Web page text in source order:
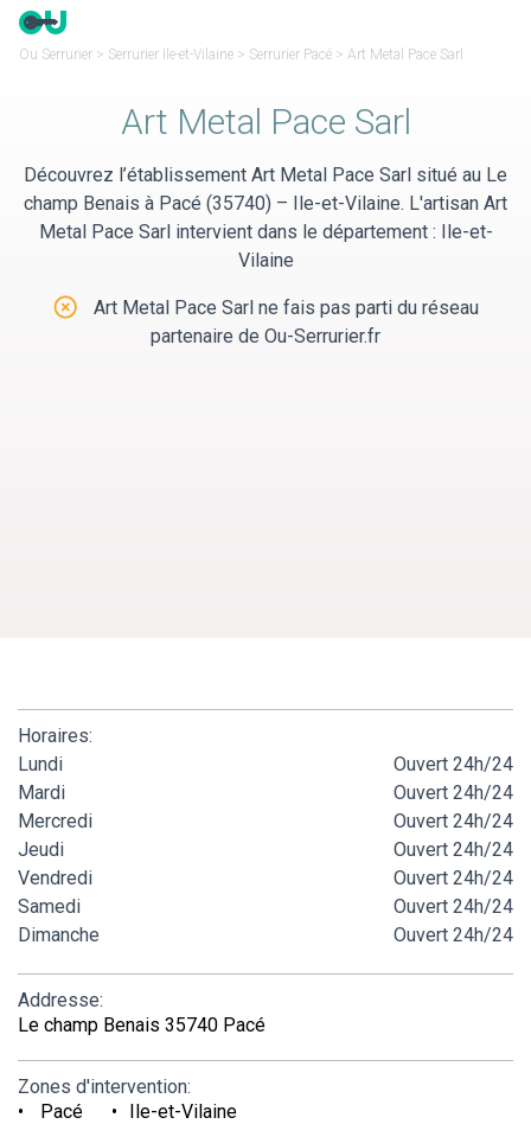
Panneau de gestion des cookies
Ou Serrurier > Serrurier Ile-et-Vilaine > Serrurier Pacé > Art Metal Pace Sarl
Art Metal Pace Sarl
Découvrez l’établissement Art Metal Pace Sarl situé au Le
champ Benais à Pacé (35740) – Ile-et-Vilaine. L'artisan Art
Metal Pace Sarl intervient dans le département : Ile-et-
Vilaine
Art Metal Pace Sarl ne fais pas parti du réseau
partenaire de Ou-Serrurier.fr
Horaires:
Lundi
Ouvert 24h/24
Mardi
Ouvert 24h/24
Mercredi
Ouvert 24h/24
Jeudi
Ouvert 24h/24
Vendredi
Ouvert 24h/24
Samedi
Ouvert 24h/24
Dimanche
Ouvert 24h/24
Addresse:
Le champ Benais 35740 Pacé
Zones d'intervention:
Pacé
Ile-et-Vilaine